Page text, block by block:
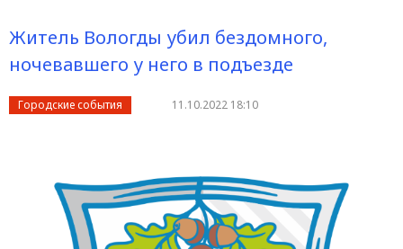
Житель Вологды убил бездомного,
ночевавшего у него в подъезде
Городские события 11.10.2022 18:10